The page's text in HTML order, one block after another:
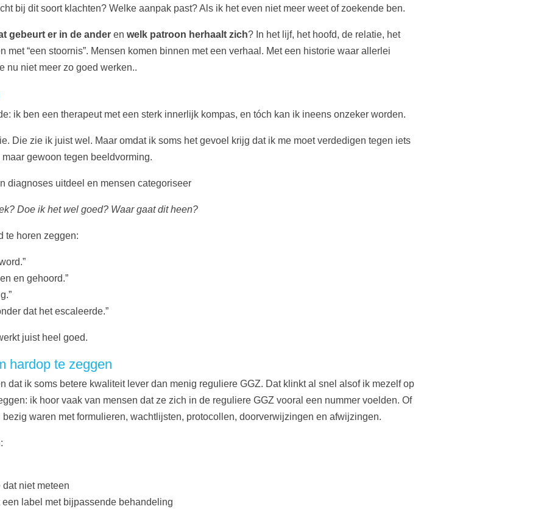
bij dit soort klachten? Welke aanpak past? Als ik het even niet meer weet of zoekende ben.
gebeurt er in de ander en welk patroon herhaalt zich? In het lijf, het hoofd, de relatie, het
met “een stoornis”. Mensen komen binnen met een verhaal. Met een historie waar allerlei
nu niet meer zo goed werken..
ik ben een therapeut met een sterk innerlijk kompas, en tóch kan ik ineens onzeker worden.
Die zie ik juist wel. Maar omdat ik soms het gevoel krijg dat ik me moet verdedigen tegen iets
gewoon tegen beeldvorming.
diagnoses uitdeel en mensen categoriseer
Doe ik het wel goed? Waar gaat dit heen?
te horen zeggen:
en gehoord.”
dat het escaleerde.”
juist heel goed.
hardop te zeggen
dat ik soms betere kwaliteit lever dan menig reguliere GGZ. Dat klinkt al snel alsof ik mezelf op
ik hoor vaak van mensen dat ze zich in de reguliere GGZ vooral een nummer voelden. Of
waren met formulieren, wachtlijsten, protocollen, doorverwijzingen en afwijzingen.
niet meteen
label met bijpassende behandeling